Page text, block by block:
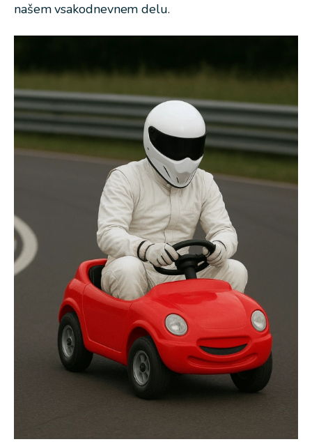
našem vsakodnevnem delu.